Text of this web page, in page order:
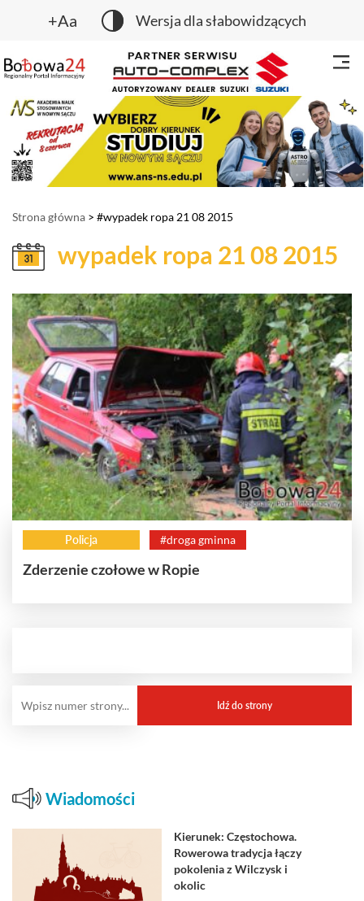
+Aa Wersja dla słabowidzących
Strona główna > #wypadek ropa 21 08 2015
wypadek ropa 21 08 2015
Policja #droga gminna
Zderzenie czołowe w Ropie
Wiadomości
Kierunek: Częstochowa.
Rowerowa tradycja łączy
pokolenia z Wilczysk i
okolic